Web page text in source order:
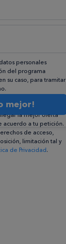
personales
del programa
su caso, para tramitar
las empresas que
, con el objeto de
la mejor oferta
acuerdo a tu petición.
de acceso,
limitación tal y
de Privacidad.
mejor!